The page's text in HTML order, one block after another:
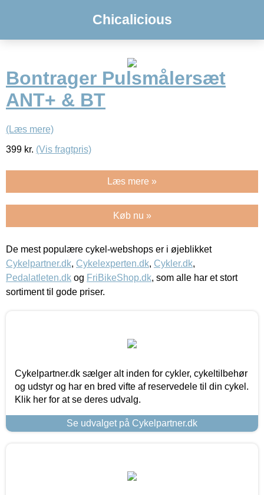
Chicalicious
Bontrager Pulsmålersæt
ANT+ & BT
(Læs mere)
399 kr. (Vis fragtpris)
Læs mere »
Køb nu »
De mest populære cykel-webshops er i øjeblikket
Cykelpartner.dk, Cykelexperten.dk, Cykler.dk,
Pedalatleten.dk og FriBikeShop.dk, som alle har et stort
sortiment til gode priser.
Cykelpartner.dk sælger alt inden for cykler, cykeltilbehør
og udstyr og har en bred vifte af reservedele til din cykel.
Klik her for at se deres udvalg.
Se udvalget på Cykelpartner.dk